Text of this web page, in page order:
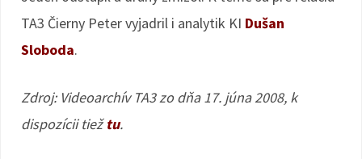
TA3 Čierny Peter vyjadril i analytik KI Dušan
Sloboda.
Zdroj: Videoarchív TA3 zo dňa 17. júna 2008, k
dispozícii tiežtu.